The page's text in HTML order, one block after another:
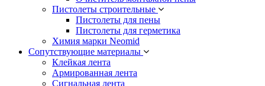
Пистолеты строительные
Пистолеты для пены
Пистолеты для герметика
Химия марки Neomid
Сопутствующие материалы
Клейкая лента
Армированная лента
Сигнальная лента